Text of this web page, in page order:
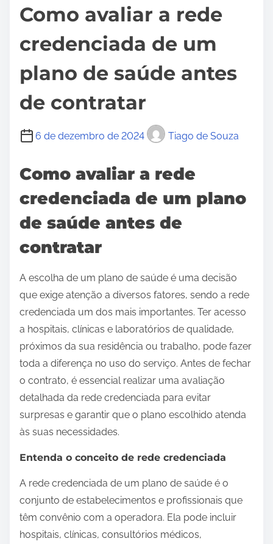
Como avaliar a rede
credenciada de um
plano de saúde antes
de contratar
6 de dezembro de 2024 Tiago de Souza
Como avaliar a rede
credenciada de um plano
de saúde antes de
contratar
A escolha de um plano de saúde é uma decisão
que exige atenção a diversos fatores, sendo a rede
credenciada um dos mais importantes. Ter acesso
a hospitais, clínicas e laboratórios de qualidade,
próximos da sua residência ou trabalho, pode fazer
toda a diferença no uso do serviço. Antes de fechar
o contrato, é essencial realizar uma avaliação
detalhada da rede credenciada para evitar
surpresas e garantir que o plano escolhido atenda
às suas necessidades.
Entenda o conceito de rede credenciada
A rede credenciada de um plano de saúde é o
conjunto de estabelecimentos e profissionais que
têm convênio com a operadora. Ela pode incluir
hospitais, clínicas, consultórios médicos,